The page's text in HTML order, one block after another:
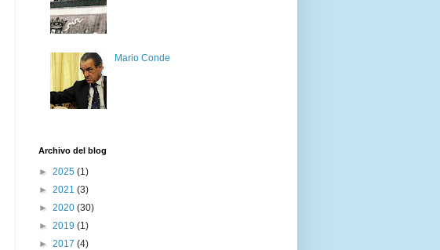
Mario Conde
Archivo del blog
► 2025 (1)
► 2021 (3)
► 2020 (30)
► 2019 (1)
► 2017 (4)